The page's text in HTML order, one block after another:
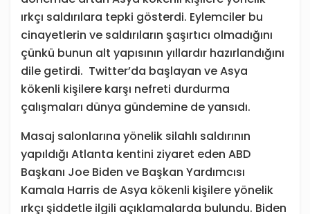
ırkçı saldırılara tepki gösterdi. Eylemciler bu
cinayetlerin ve saldırıların şaşırtıcı olmadığını
çünkü bunun alt yapısının yıllardır hazırlandığını
dile getirdi. Twitter’da başlayan ve Asya
kökenli kişilere karşı nefreti durdurma
çalışmaları dünya gündemine de yansıdı.
Masaj salonlarına yönelik silahlı saldırının
yapıldığı Atlanta kentini ziyaret eden ABD
Başkanı Joe Biden ve Başkan Yardımcısı
Kamala Harris de Asya kökenli kişilere yönelik
ırkçı şiddetle ilgili açıklamalarda bulundu. Biden